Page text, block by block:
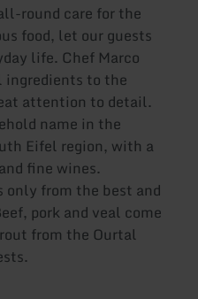
round care for the
food, let our guests
life. Chef Marco
ingredients to the
attention to detail.
name in the
Eifel region, with a
fine wines.
only from the best and
pork and veal come
from the Ourtal